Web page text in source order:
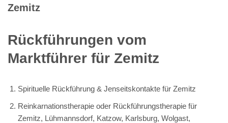
Zemitz
Rückführungen vom
Marktführer für Zemitz
Spirituelle Rückführung & Jenseitskontakte für Zemitz
Reinkarnationstherapie oder Rückführungstherapie für
Zemitz, Lühmannsdorf, Katzow, Karlsburg, Wolgast,